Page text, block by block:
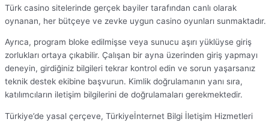
Türk casino sitelerinde gerçek bayiler tarafından canlı olarak
oynanan, her bütçeye ve zevke uygun casino oyunları sunmaktadır.
Ayrıca, program bloke edilmişse veya sunucu aşırı yüklüyse giriş
zorlukları ortaya çıkabilir. Çalışan bir ayna üzerinden giriş yapmayı
deneyin, girdiğiniz bilgileri tekrar kontrol edin ve sorun yaşarsanız
teknik destek ekibine başvurun. Kimlik doğrulamanın yanı sıra,
katılımcıların iletişim bilgilerini de doğrulamaları gerekmektedir.
Türkiye’de yasal çerçeve, Türkiyeİnternet Bilgi İletişim Hizmetleri